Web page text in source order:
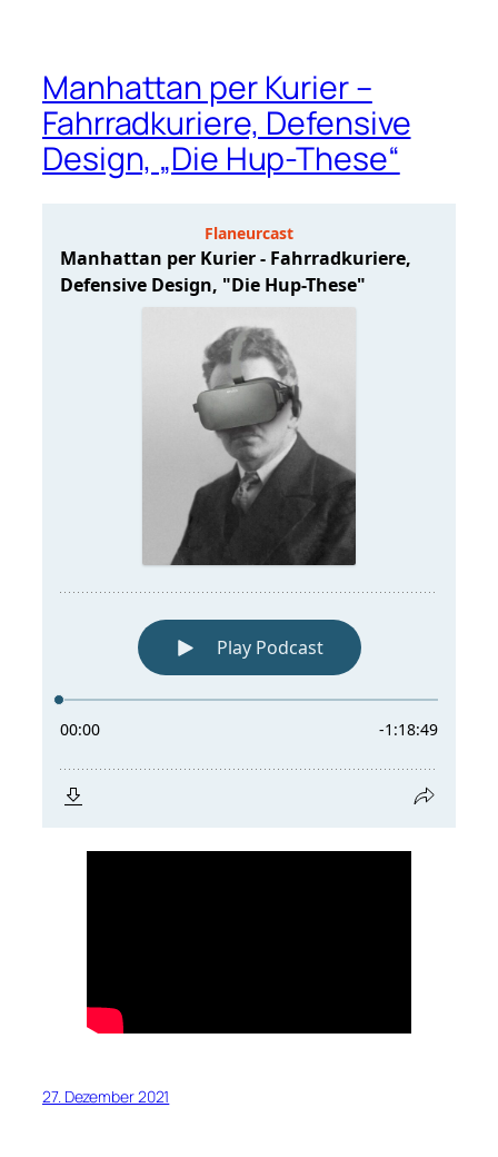
Manhattan per Kurier –
Fahrradkuriere, Defensive
Design, „Die Hup-These“
27. Dezember 2021